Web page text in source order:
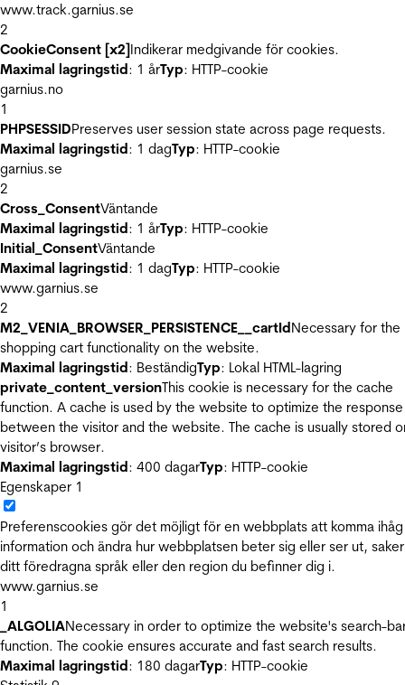
www.track.garnius.se
2
CookieConsent [x2]Indikerar medgivande för cookies.
Maximal lagringstid: 1 årTyp: HTTP-cookie
garnius.no
1
PHPSESSIDPreserves user session state across page requests.
Maximal lagringstid: 1 dagTyp: HTTP-cookie
garnius.se
2
Cross_ConsentVäntande
Maximal lagringstid: 1 årTyp: HTTP-cookie
Initial_ConsentVäntande
Maximal lagringstid: 1 dagTyp: HTTP-cookie
www.garnius.se
2
M2_VENIA_BROWSER_PERSISTENCE__cartIdNecessary for the
shopping cart functionality on the website.
Maximal lagringstid: BeständigTyp: Lokal HTML-lagring
private_content_versionThis cookie is necessary for the cache
function. A cache is used by the website to optimize the
between the visitor and the website. The cache is usually stored
visitor’s browser.
Maximal lagringstid: 400 dagarTyp: HTTP-cookie
Egenskaper 1
Preferenscookies gör det möjligt för en webbplats att komma ihåg
information och ändra hur webbplatsen beter sig eller ser ut,
ditt föredragna språk eller den region du befinner dig i.
www.garnius.se
1
_ALGOLIANecessary in order to optimize the website's search-
function. The cookie ensures accurate and fast search results.
Maximal lagringstid: 180 dagarTyp: HTTP-cookie